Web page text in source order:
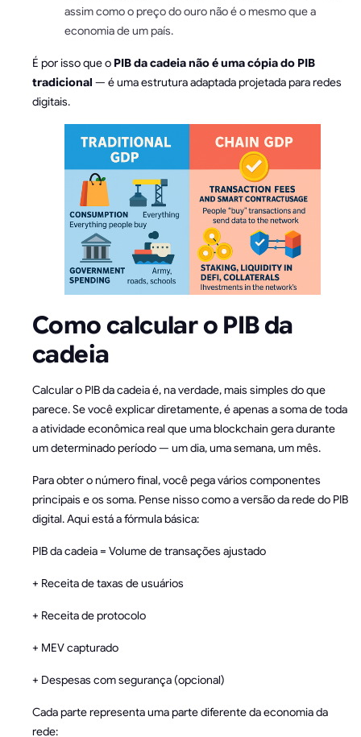
assim como o preço do ouro não é o mesmo que a
economia de um país.
É por isso que o PIB da cadeia não é uma cópia do PIB
tradicional — é uma estrutura adaptada projetada para redes
digitais.
Como calcular o PIB da
cadeia
Calcular o PIB da cadeia é, na verdade, mais simples do que
parece. Se você explicar diretamente, é apenas a soma de toda
a atividade econômica real que uma blockchain gera durante
um determinado período — um dia, uma semana, um mês.
Para obter o número final, você pega vários componentes
principais e os soma. Pense nisso como a versão da rede do PIB
digital. Aqui está a fórmula básica:
PIB da cadeia = Volume de transações ajustado
+ Receita de taxas de usuários
+ Receita de protocolo
+ MEV capturado
+ Despesas com segurança (opcional)
Cada parte representa uma parte diferente da economia da
rede: